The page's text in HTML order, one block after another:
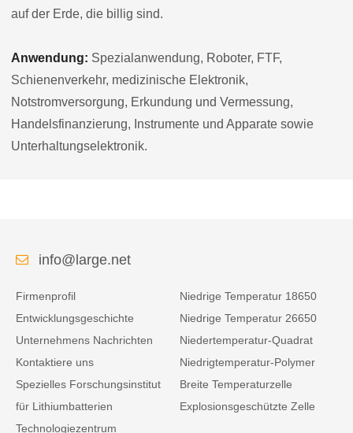
auf der Erde, die billig sind.
Anwendung: Spezialanwendung, Roboter, FTF,
Schienenverkehr, medizinische Elektronik,
Notstromversorgung, Erkundung und Vermessung,
Handelsfinanzierung, Instrumente und Apparate sowie
Unterhaltungselektronik.
info@large.net
Firmenprofil
Entwicklungsgeschichte
Unternehmens Nachrichten
Kontaktiere uns
Spezielles Forschungsinstitut
für Lithiumbatterien
Technologiezentrum
Niedrige Temperatur 18650
Niedrige Temperatur 26650
Niedertemperatur-Quadrat
Niedrigtemperatur-Polymer
Breite Temperaturzelle
Explosionsgeschützte Zelle